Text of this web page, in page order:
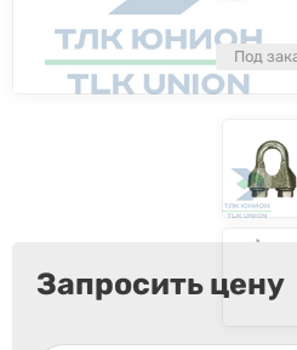
Под
Запросить цену